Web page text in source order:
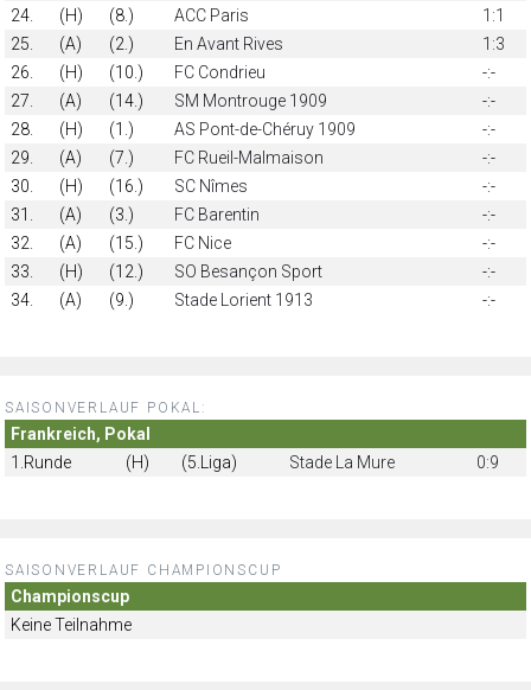
24.
(H) (8.) ACC Paris
1:1
25.
(A) (2.) En Avant Rives
1:3
26.
(H) (10.) FC Condrieu
-:-
27.
(A) (14.) SM Montrouge 1909
-:-
28.
(H) (1.) AS Pont-de-Chéruy 1909
-:-
29.
(A) (7.) FC Rueil-Malmaison
-:-
30.
(H) (16.) SC Nîmes
-:-
31.
(A) (3.) FC Barentin
-:-
32.
(A) (15.) FC Nice
-:-
33.
(H) (12.) SO Besançon Sport
-:-
34.
(A) (9.) Stade Lorient 1913 -:-
SAISONVERLAUF POKAL:
Frankreich, Pokal
1.Runde
(H) (5.Liga) Stade La Mure 0:9
SAISONVERLAUF CHAMPIONSCUP
Championscup
Keine Teilnahme